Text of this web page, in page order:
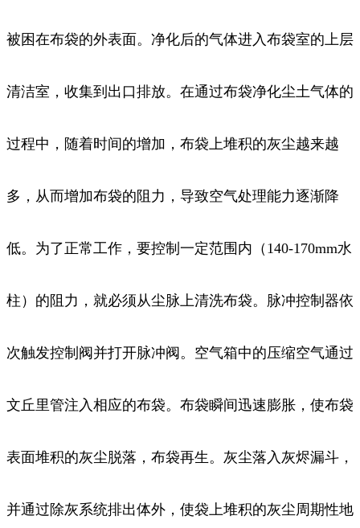
被困在布袋的外表面。净化后的气体进入布袋室的上层
清洁室，收集到出口排放。在通过布袋净化尘土气体的
过程中，随着时间的增加，布袋上堆积的灰尘越来越
多，从而增加布袋的阻力，导致空气处理能力逐渐降
低。为了正常工作，要控制一定范围内（140-170mm水
柱）的阻力，就必须从尘脉上清洗布袋。脉冲控制器依
次触发控制阀并打开脉冲阀。空气箱中的压缩空气通过
文丘里管注入相应的布袋。布袋瞬间迅速膨胀，使布袋
表面堆积的灰尘脱落，布袋再生。灰尘落入灰烬漏斗，
并通过除灰系统排出体外，使袋上堆积的灰尘周期性地